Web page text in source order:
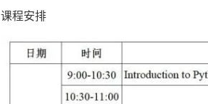
课程安排